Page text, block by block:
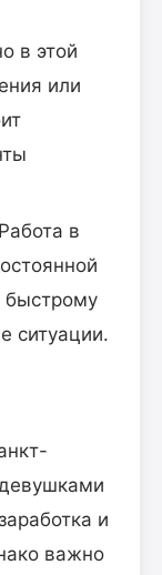
в этой
или
в
быстрому
ситуации.
и
важно